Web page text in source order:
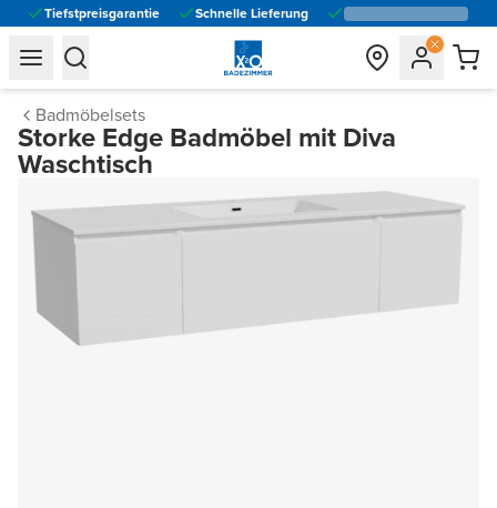
Tiefstpreisgarantie Schnelle Lieferung
general.navigation.toggle_menu.label
general.navigation.toggle_menu.label
Badmöbelsets
Storke Edge Badmöbel mit Diva
Waschtisch